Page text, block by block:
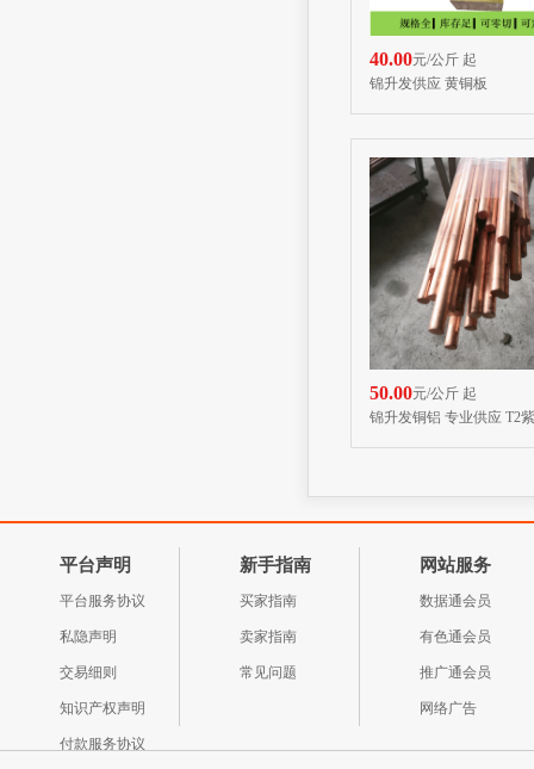
40.00元/公斤 起
锦升发供应 黄铜板
50.00元/公斤 起
锦升发铜铝 专业供应 T2
平台声明
平台服务协议
私隐声明
交易细则
知识产权声明
付款服务协议
新手指南
买家指南
卖家指南
常见问题
网站服务
数据通会员
有色通会员
推广通会员
网络广告